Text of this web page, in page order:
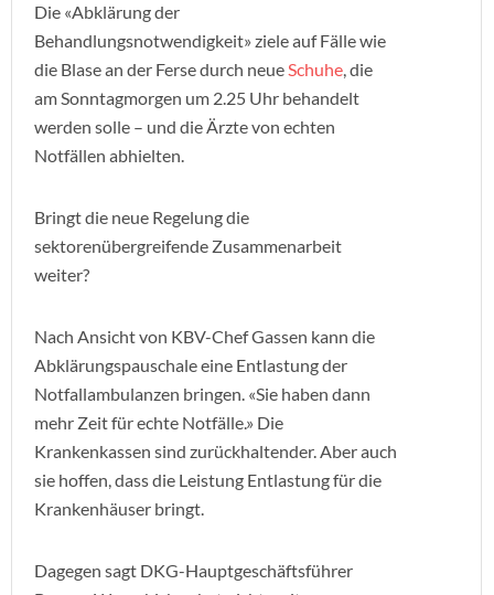
Die «Abklärung der
Behandlungsnotwendigkeit» ziele auf Fälle wie
die Blase an der Ferse durch neueSchuhe, die
am Sonntagmorgen um 2.25 Uhr behandelt
werden solle – und die Ärzte von echten
Notfällen abhielten.
Bringt die neue Regelung die
sektorenübergreifende Zusammenarbeit
weiter?
Nach Ansicht von KBV-Chef Gassen kann die
Abklärungspauschale eine Entlastung der
Notfallambulanzen bringen. «Sie haben dann
mehr Zeit für echte Notfälle.» Die
Krankenkassen sind zurückhaltender. Aber auch
sie hoffen, dass die Leistung Entlastung für die
Krankenhäuser bringt.
Dagegen sagt DKG-Hauptgeschäftsführer